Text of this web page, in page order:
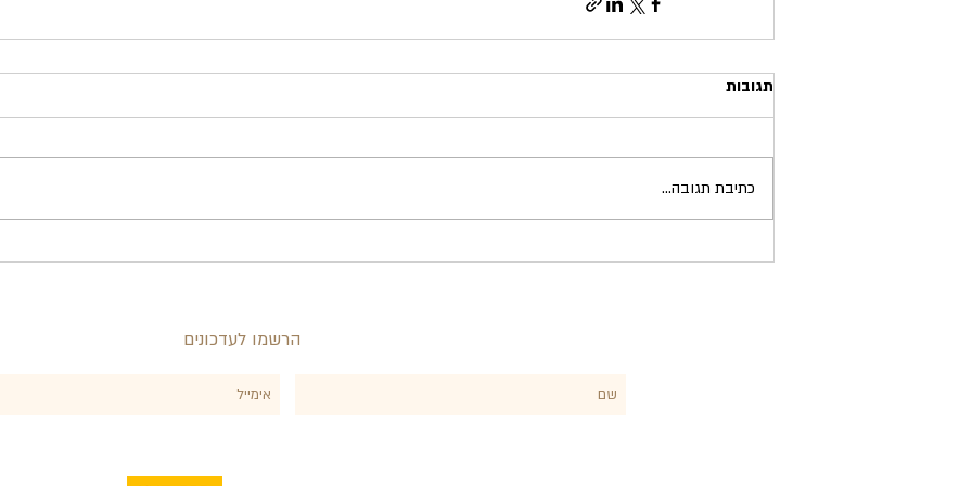
תגובות
כתיבת תגובה...
הרשמו לעדכונים